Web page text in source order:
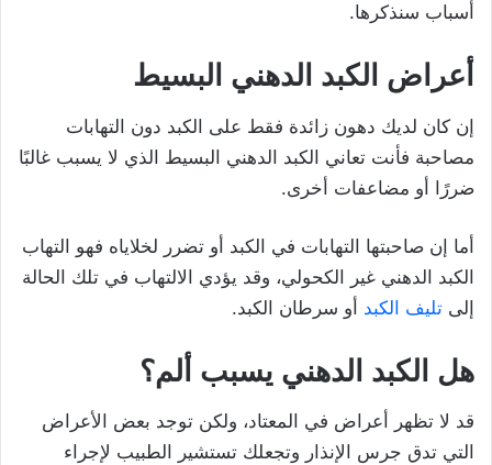
أسباب سنذكرها.
أعراض الكبد الدهني البسيط
إن كان لديك دهون زائدة فقط على الكبد دون التهابات
مصاحبة فأنت تعاني الكبد الدهني البسيط الذي لا يسبب غالبًا
ضررًا أو مضاعفات أخرى.
أما إن صاحبتها التهابات في الكبد أو تضرر لخلاياه فهو التهاب
الكبد الدهني غير الكحولي، وقد يؤدي الالتهاب في تلك الحالة
إلى تليف الكبد أو سرطان الكبد.
هل الكبد الدهني يسبب ألم؟
قد لا تظهر أعراض في المعتاد، ولكن توجد بعض الأعراض
التي تدق جرس الإنذار وتجعلك تستشير الطبيب لإجراء